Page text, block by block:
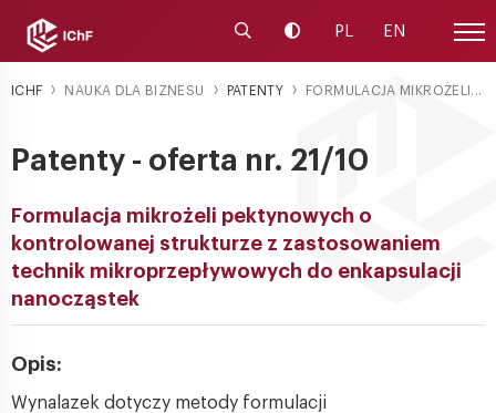
Uruchom wyszukiwarkę
Zmień kontrast
PL EN
ICHF NAUKA DLA BIZNESU PATENTY FORMULACJA MIKROŻELI...
Patenty - oferta nr. 21/10
Formulacja mikrożeli pektynowych o
kontrolowanej strukturze z zastosowaniem
technik mikroprzepływowych do enkapsulacji
nanocząstek
Opis:
Wynalazek dotyczy metody formulacji